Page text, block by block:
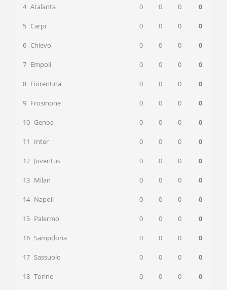
4 Atalanta 0 0 0 0
5 Carpi 0 0 0 0
6 Chievo 0 0 0 0
7 Empoli 0 0 0 0
8 Fiorentina 0 0 0 0
9 Frosinone 0 0 0 0
10 Genoa 0 0 0 0
11 Inter 0 0 0 0
12 Juventus 0 0 0 0
13 Milan 0 0 0 0
14 Napoli 0 0 0 0
15 Palermo 0 0 0 0
16 Sampdoria 0 0 0 0
17 Sassuolo 0 0 0 0
18 Torino 0 0 0 0